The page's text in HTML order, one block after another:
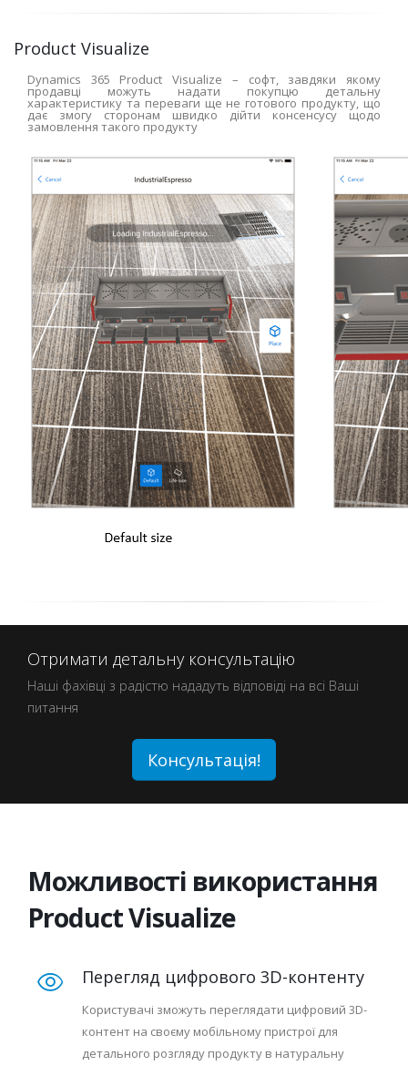
Product Visualize
Dynamics 365 Product Visualize – софт, завдяки якому
продавці можуть надати покупцю детальну
характеристику та переваги ще не готового продукту, що
дає змогу сторонам швидко дійти консенсусу щодо
замовлення такого продукту
Отримати детальну консультацію
Наші фахівці з радістю нададуть відповіді на всі Ваші
питання
Консультація!
Можливості використання
Product Visualize
Перегляд цифрового 3D-контенту
Користувачі зможуть переглядати цифровий 3D-
контент на своєму мобільному пристрої для
детального розгляду продукту в натуральну